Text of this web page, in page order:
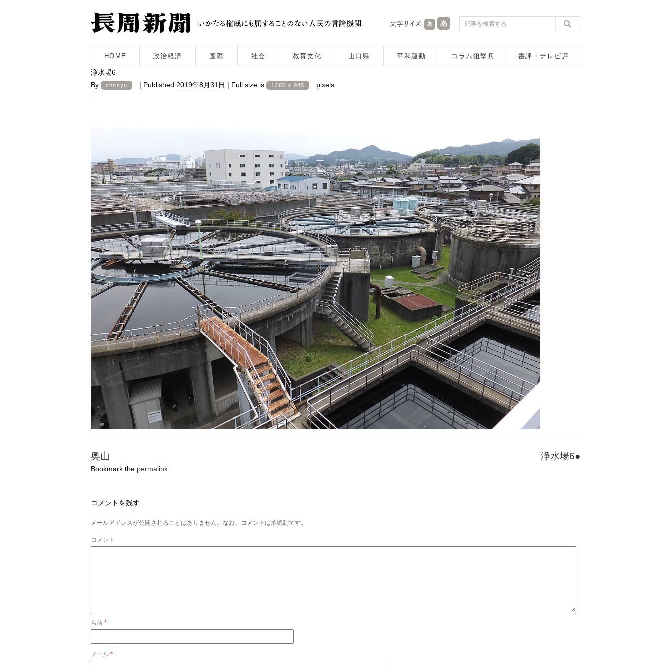
HOME 政治経済 国際 社会 教育文化 山口県 平和運動 コラム狙撃兵 書評・テレビ評
浄水場6
By
chosyu | Published 2019年8月31日 | Full size is 1260 × 945 pixels
奥山 浄水場6●
Bookmark the permalink
コメントを残す
メールアドレスが公開されることはありません。なお、コメントは承認制です。
コメント
名前 *
メール *